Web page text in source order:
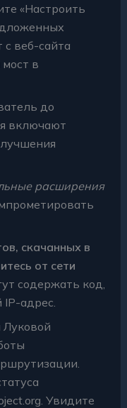
«Настроить
с веб-сайта
в
до
включают
расширения
скачанных в
от сети
содержать код,
адрес.
Увидите